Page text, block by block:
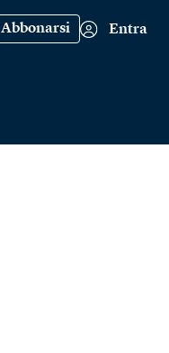
Abbonarsi Entra